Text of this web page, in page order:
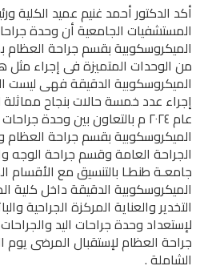
أكد الدكتور أحمد غنيم عميد الكلية
المستشفيات الجامعية أن وحدة
الميكروسكوبية بقسم جراحة
من الوحدات المتميزة فى إجراء مثل
الميكروسكوبية الدقيقة فهى ليست
إجراء عدد خمسة حالات بنجاح
عام ٢٠٢٤ م بالتعاون بين وحدة
الميكروسكوبية بقسم جراحة
الجراحة العامة وقسم جراحة الوجه
جامعـة طنطـا بالتنسيق مع الأقسام
الميكروسكوبية الدقيقة داخل
التخدير والعناية المركزة الجراحية
لإستعداد وحدة جراحات اليد
جراحة العظام لإستقبال المرضى يوم
الشاملة .